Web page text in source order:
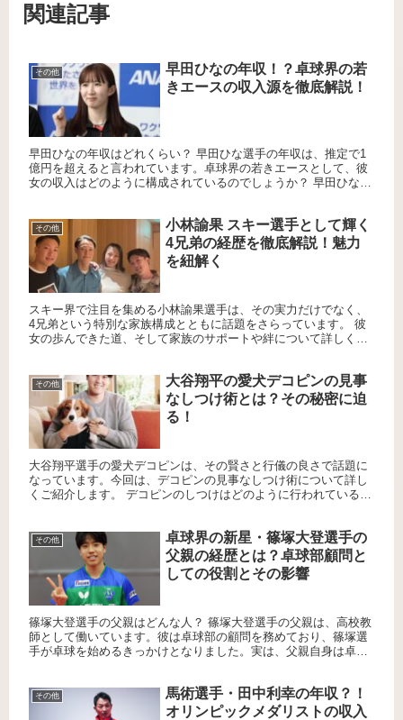
関連記事
その他
早田ひなの年収！？卓球界の若
きエースの収入源を徹底解説！
早田ひなの年収はどれくらい？ 早田ひな選手の年収は、推定で1
億円を超えると言われています。卓球界の若きエースとして、彼
女の収入はどのように構成されているのでしょうか？ 早田ひなの
その他
小林諭果 スキー選手として輝く
4兄弟の経歴を徹底解説！魅力
を紐解く
スキー界で注目を集める小林諭果選手は、その実力だけでなく、
4兄弟という特別な家族構成とともに話題をさらっています。 彼
女の歩んできた道、そして家族のサポートや絆について詳しく見
その他
大谷翔平の愛犬デコピンの見事
なしつけ術とは？その秘密に迫
る！
大谷翔平選手の愛犬デコピンは、その賢さと行儀の良さで話題に
なっています。今回は、デコピンの見事なしつけ術について詳し
くご紹介します。 デコピンのしつけはどのように行われているの
その他
卓球界の新星・篠塚大登選手の
父親の経歴とは？卓球部顧問と
しての役割とその影響
篠塚大登選手の父親はどんな人？ 篠塚大登選手の父親は、高校教
師として働いています。彼は卓球部の顧問を務めており、篠塚選
手が卓球を始めるきっかけとなりました。実は、父親自身は卓球
その他
馬術選手・田中利幸の年収？！
オリンピックメダリストの収入